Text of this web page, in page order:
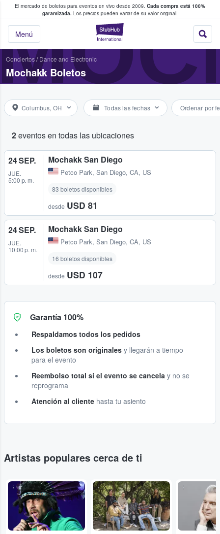
El mercado de boletos para eventos en vivo desde 2009. Cada compra está 100%
garantizada. Los precios pueden variar de su valor original.
StubHub: donde
Menú
fans compran y venden boletos
Conciertos/ Dance and Electronic
Mochakk Boletos
Columbus, OH Todas las fechas Ordenar por
2eventos en todas las ubicaciones
24 SEP.
JUE.
5:00 p. m.
Mochakk San Diego
Petco Park, San Diego, CA, US
83 boletos disponibles
desde USD 81
24 SEP.
JUE.
10:00 p. m.
Mochakk San Diego
Petco Park, San Diego, CA, US
16 boletos disponibles
desde USD 107
Garantía 100%
Respaldamos todos los pedidos
Los boletos son originales y llegarán a tiempo
para el evento
Reembolso total si el evento se cancela y no se
reprograma
Atención al cliente hasta tu asiento
Artistas populares cerca de ti
... ... ...